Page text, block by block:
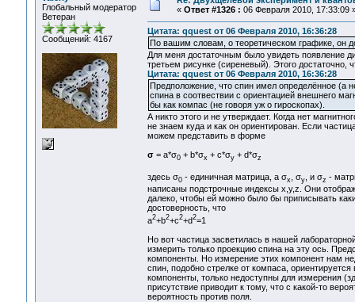
Глобальный модератор
Ветеран
Сообщений: 4167
« Ответ #1326 : 06 Февраля 2010, 17:33:09
Цитата: qquest от 06 Февраля 2010, 16:36:28
По вашим словам, о теоретическом графике, он
Для меня достаточным было увидеть появление
третьем рисунке (сиреневый). Этого достаточно,
Цитата: qquest от 06 Февраля 2010, 16:36:28
Предположение, что спин имел определённое (а
спина в соотвествии с ориентацией внешнего
бы как компас (не говоря уж о гироскопах).
А никто этого и не утверждает. Когда нет
не знаем куда и как он ориентирован. Если
можем представить в форме
σ = a*σ0+ b*σx + c*σy+ d*σz
здесь σ0- единичная матрица, а σx , σy, и σz -
написаны подстрочные индексы x,y,z. Они
далеко, чтобы ей можно было бы приписывать
достоверность, что
a2+b2+c2+d2=1
Но вот частица засветилась в нашей
измерить только проекцию спина на эту ось.
компоненты. Но измерение этих компонент нам
спин, подобно стрелке от компаса,
компоненты, только недоступны для измерения
присутствие приводит к тому, что с какой-то
вероятность против поля.